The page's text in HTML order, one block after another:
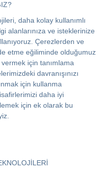
daha kolay kullanımlı
alanlarınıza ve isteklerinize
Çerezlerden ve
etme eğiliminde olduğumuz
için tanımlama
davranışınızı
için kullanma
daha iyi
için ek olarak bu